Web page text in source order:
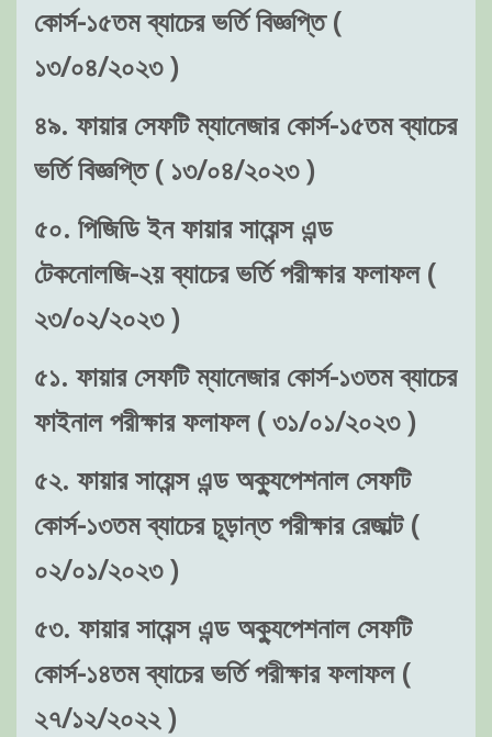
কোর্স-১৫তম ব্যাচের ভর্তি বিজ্ঞপ্তি (
১৩/০৪/২০২৩ )
৪৯. ফায়ার সেফটি ম্যানেজার কোর্স-১৫তম ব্যাচের
ভর্তি বিজ্ঞপ্তি ( ১৩/০৪/২০২৩ )
৫০. পিজিডি ইন ফায়ার সায়েন্স এন্ড
টেকনোলজি-২য় ব্যাচের ভর্তি পরীক্ষার ফলাফল (
২৩/০২/২০২৩ )
৫১. ফায়ার সেফটি ম্যানেজার কোর্স-১৩তম ব্যাচের
ফাইনাল পরীক্ষার ফলাফল ( ৩১/০১/২০২৩ )
৫২. ফায়ার সায়েন্স এন্ড অক্যুপেশনাল সেফটি
কোর্স-১৩তম ব্যাচের চূড়ান্ত পরীক্ষার রেজাল্ট (
০২/০১/২০২৩ )
৫৩. ফায়ার সায়েন্স এন্ড অক্যুপেশনাল সেফটি
কোর্স-১৪তম ব্যাচের ভর্তি পরীক্ষার ফলাফল (
২৭/১২/২০২২ )